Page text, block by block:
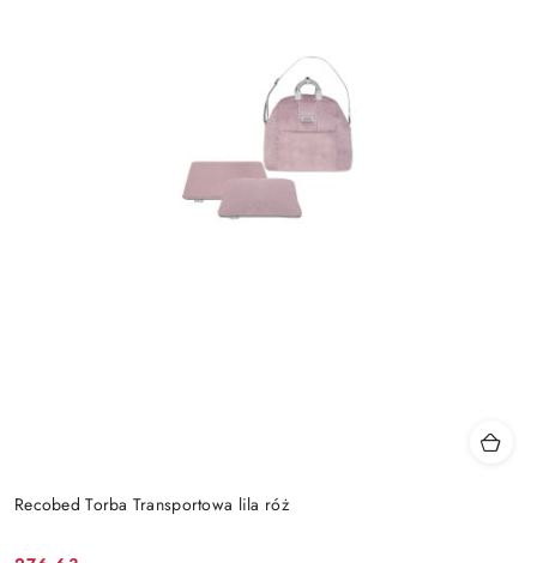
Recobed Torba Transportowa lila róż